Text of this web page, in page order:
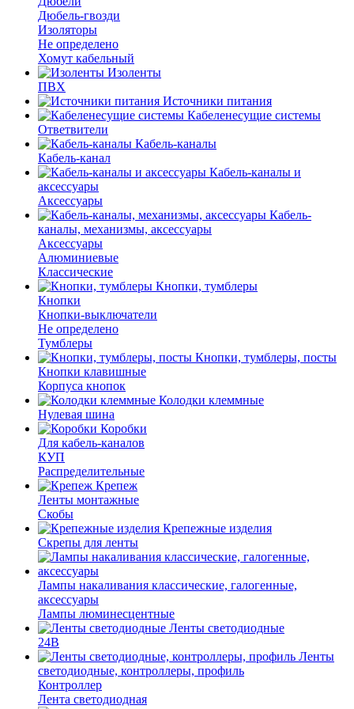
Дюбель-гвозди
Изоляторы
Не определено
Хомут кабельный
Изоленты
ПВХ
Источники питания
Кабеленесущие системы
Ответвители
Кабель-каналы
Кабель-канал
Кабель-каналы и
аксессуары
Аксессуары
Кабель-
каналы, механизмы, аксессуары
Аксессуары
Алюминиевые
Классические
Кнопки, тумблеры
Кнопки
Кнопки-выключатели
Не определено
Тумблеры
Кнопки, тумблеры, посты
Кнопки клавишные
Корпуса кнопок
Колодки клеммные
Нулевая шина
Коробки
Для кабель-каналов
КУП
Распределительные
Крепеж
Ленты монтажные
Скобы
Крепежные изделия
Скрепы для ленты
Лампы накаливания классические, галогенные,
аксессуары
Лампы люминесцентные
Ленты светодиодные
24В
Ленты
светодиодные, контроллеры, профиль
Контроллер
Лента светодиодная